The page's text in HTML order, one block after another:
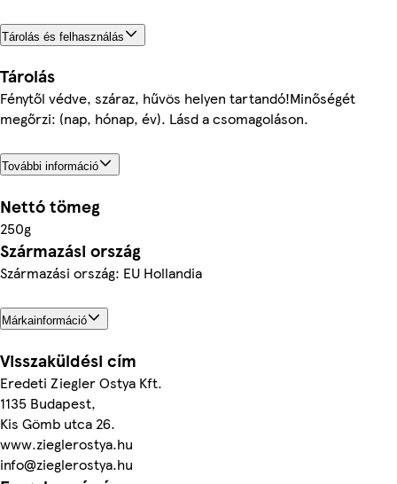
Tárolás és felhasználás
Tárolás
Fénytől védve, száraz, hűvös helyen tartandó!Minőségét
megőrzi: (nap, hónap, év). Lásd a csomagoláson.
További információ
Nettó tömeg
250g
Származási ország
Származási ország: EU Hollandia
Márkainformáció
Visszaküldési cím
Eredeti Ziegler Ostya Kft.
1135 Budapest,
Kis Gömb utca 26.
www.zieglerostya.hu
info@zieglerostya.hu